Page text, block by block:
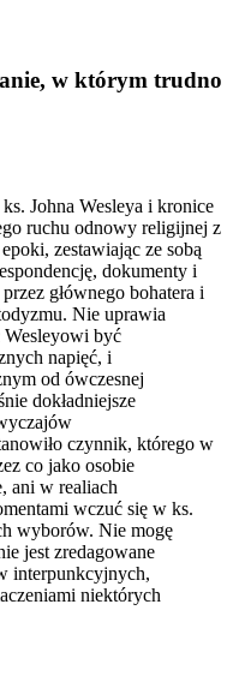
w którym trudno
Johna Wesleya i kronice
ruchu odnowy religijnej z
zestawiając ze sobą
dokumenty i
głównego bohatera i
Nie uprawia
Wesleyowi być
napięć, i
od ówczesnej
dokładniejsze
czynnik, którego w
co jako osobie
ani w realiach
wczuć się w ks.
wyborów. Nie mogę
jest zredagowane
interpunkcyjnych,
niektórych